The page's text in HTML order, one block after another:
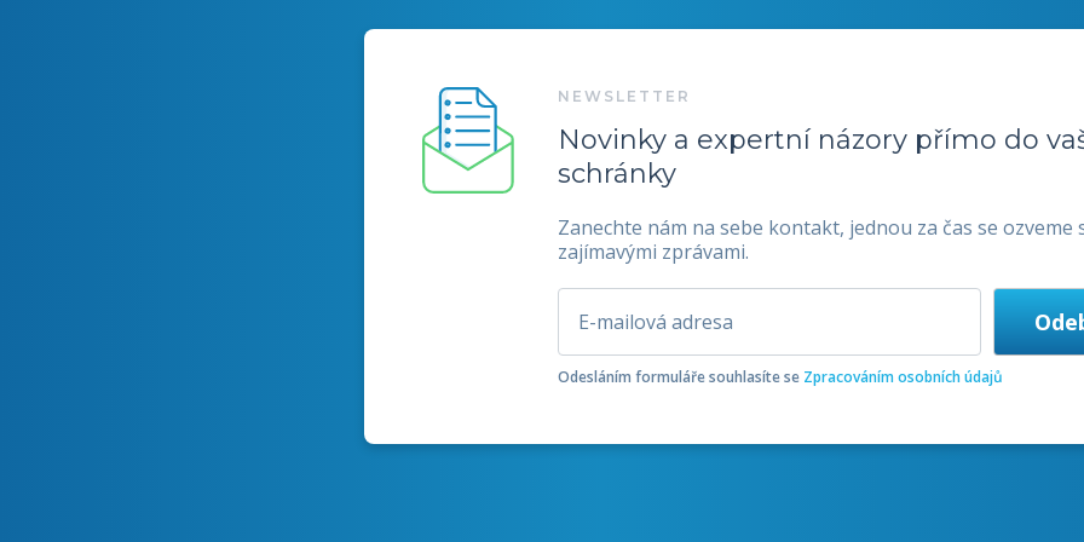
NEWSLETTER
Novinky a expertní názory přímo do
schránky
Zanechte nám na sebe kontakt, jednou za čas se ozveme
zajímavými zprávami.
Odesláním formuláře souhlasíte se Zpracováním osobních údajů